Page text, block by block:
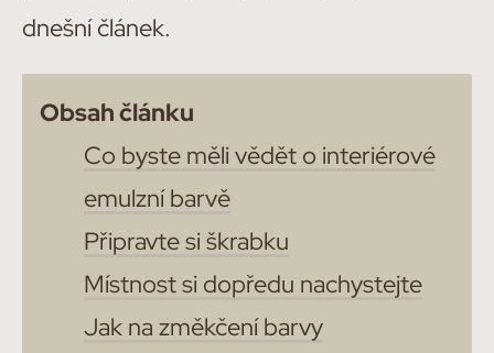
dnešní článek.
Obsah článku
Co byste měli vědět o interiérové
emulzní barvě
Připravte si škrabku
Místnost si dopředu nachystejte
Jak na změkčení barvy